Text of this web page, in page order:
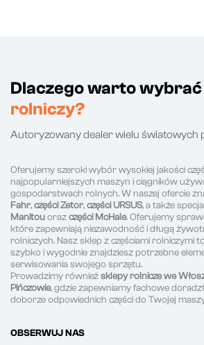
Dlaczego warto
rolniczy?
Autoryzowany dealer wielu światowych
Oferujemy szeroki wybór wysokiej jakości
najpopularniejszych maszyn i ciągników
gospodarstwach rolnych. W naszej ofercie
Fahr,części Zetor,części URSUS, a także
Manitouorazczęści McHale. Oferujemy
które zapewniają niezawodność i długą
rolniczych. Nasz sklep z częściami rolniczymi
szybko i wygodnie znajdziesz potrzebne
serwisowania swojego sprzętu.
Prowadzimy równieżsklepy rolnicze we
Pińczowie, gdzie zapewniamy fachowe
doborze odpowiednich części do Twojej
OBSERWUJ NAS